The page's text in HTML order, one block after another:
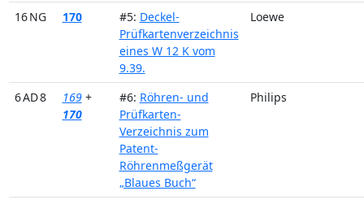
16 NG 170 #5: Deckel-
Prüfkartenverzeichnis
eines W 12 K vom
9.39.
Loewe
6 AD 8 169 +
170
#6: Röhren- und
Prüfkarten-
Verzeichnis zum
Patent-
Röhrenmeßgerät
„Blaues Buch“
Philips